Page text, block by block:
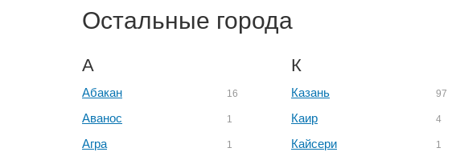
Остальные города
А
Абакан 16
Аванос 1
Агра 1
К
Казань 97
Каир 4
Кайсери 1